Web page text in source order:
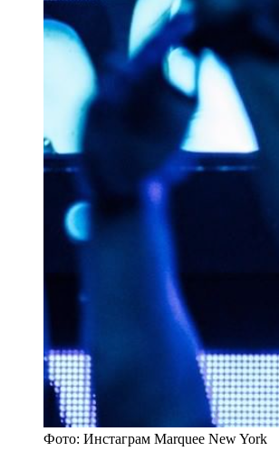
Фото: Инстаграм Marquee New York